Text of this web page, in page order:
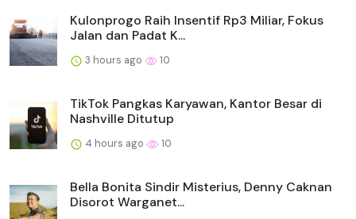
Kulonprogo Raih Insentif Rp3 Miliar, Fokus
Jalan dan Padat K...
3 hours ago 10
TikTok Pangkas Karyawan, Kantor Besar di
Nashville Ditutup
4 hours ago 10
Bella Bonita Sindir Misterius, Denny Caknan
Disorot Warganet...